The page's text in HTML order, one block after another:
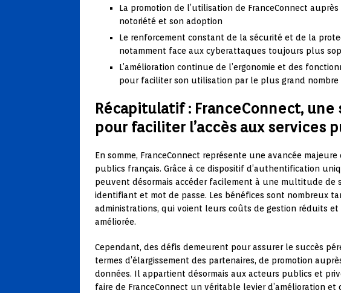
La promotion de l’utilisation de FranceConnect
notoriété et son adoption
Le renforcement constant de la sécurité et de la
notamment face aux cyberattaques toujours plus
L’amélioration continue de l’ergonomie et des
pour faciliter son utilisation par le plus grand nombre
Récapitulatif : FranceConnect,
pour faciliter l’accès aux services
En somme, FranceConnect représente une avancée
publics français. Grâce à ce dispositif d’authentification
peuvent désormais accéder facilement à une multitude de
identifiant et mot de passe. Les bénéfices sont nombreux
administrations, qui voient leurs coûts de gestion réduits
améliorée.
Cependant, des défis demeurent pour assurer le succès
termes d’élargissement des partenaires, de promotion
données. Il appartient désormais aux acteurs publics et
faire de FranceConnect un véritable levier d’amélioration et